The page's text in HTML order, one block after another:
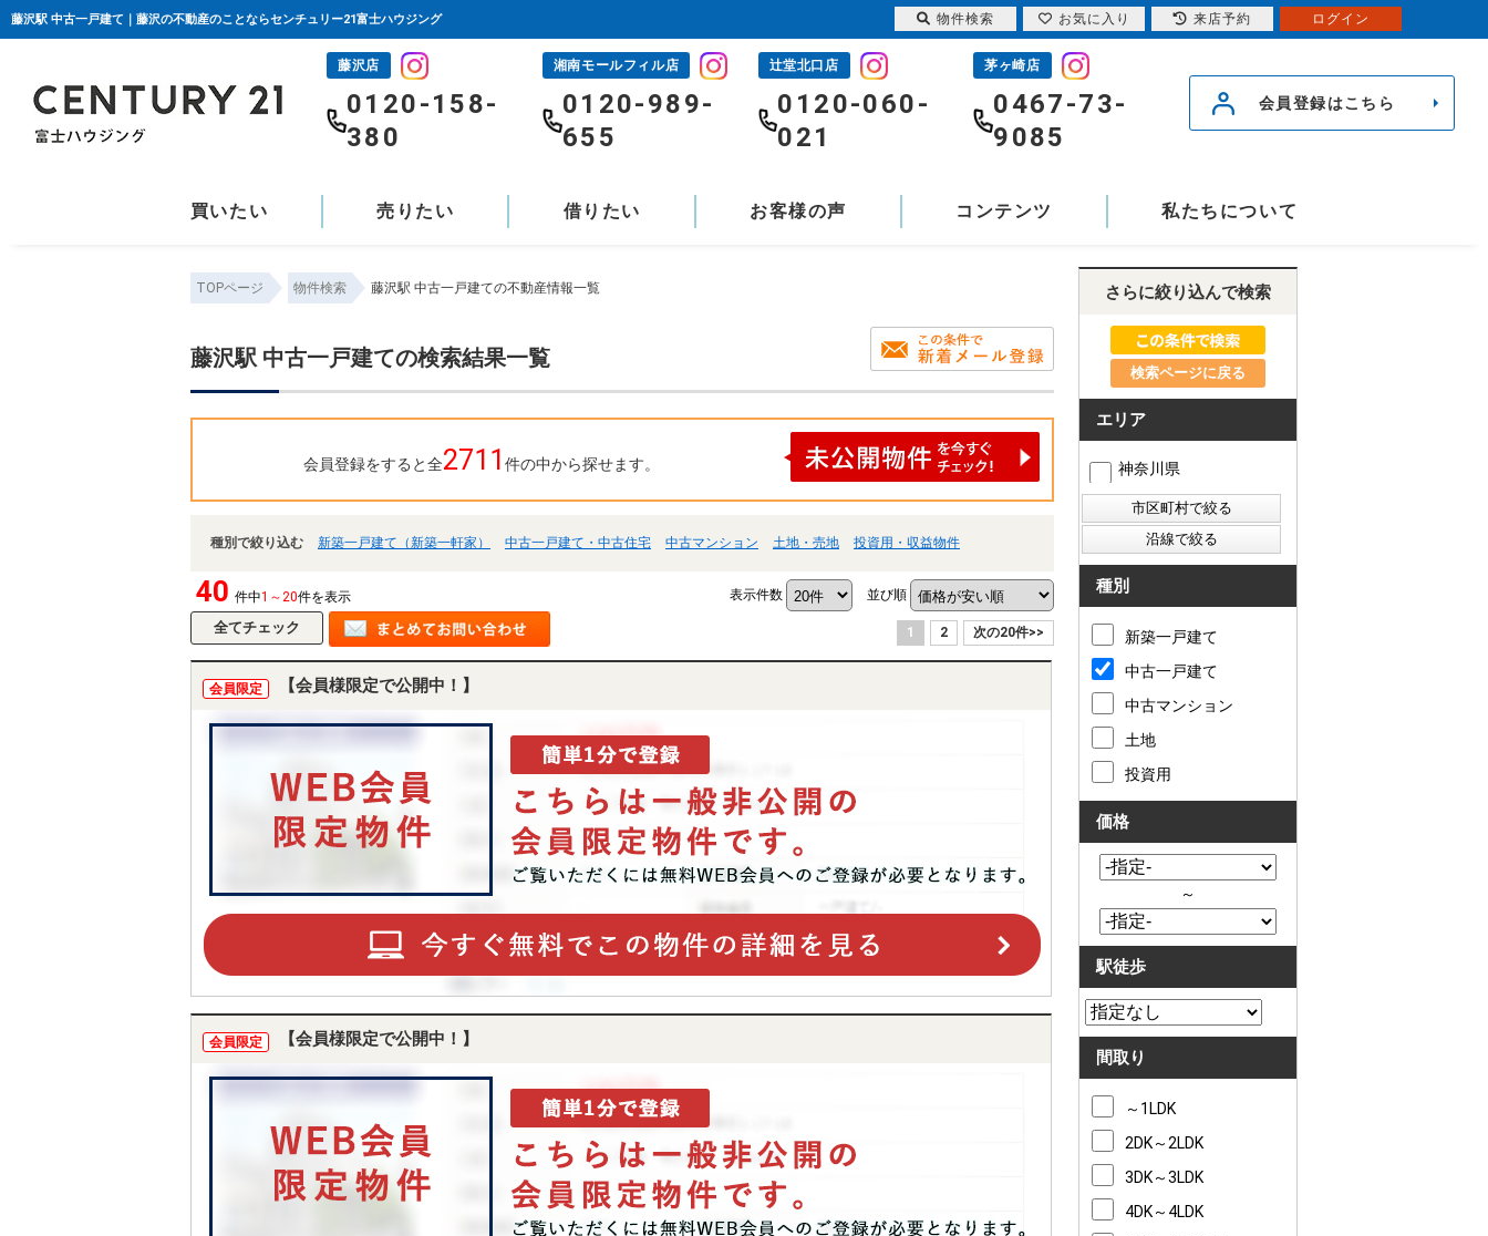
藤沢駅 中古一戸建て｜藤沢の不動産のことならセンチュリー21富士ハウジング
藤沢店
0120-158-
380
湘南モールフィル店
0120-989-
655
辻堂北口店
0120-060-
021
茅ヶ崎店
0467-73-
9085
会員登録はこちら
買いたい 売りたい 借りたい お客様の声 コンテンツ 私たちについて
TOPページ 物件検索 藤沢駅 中古一戸建ての不動産情報一覧
藤沢駅 中古一戸建ての検索結果一覧
会員登録をすると全2711 件の中から探せます。
種別で絞り込む 新築一戸建て（新築一軒家） 中古一戸建て・中古住宅 中古マンション 土地・売地 投資用・収益物件
40 件中1～20件を表示 表示件数 並び順
1 2 次の20件>>
会員限定 【会員様限定で公開中！】
会員限定 【会員様限定で公開中！】
さらに絞り込んで検索
検索ページに戻る
エリア
神奈川県
種別
新築一戸建て
中古一戸建て
中古マンション
土地
投資用
価格
～
駅徒歩
間取り
～1LDK
2DK～2LDK
3DK～3LDK
4DK～4LDK
物件検索 お気に入り 来店予約 ログイン